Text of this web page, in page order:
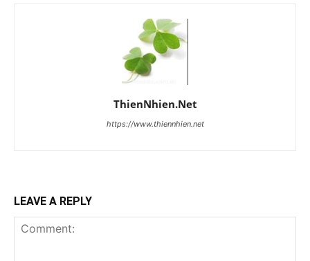
ThienNhien.Net
https://www.thiennhien.net
LEAVE A REPLY